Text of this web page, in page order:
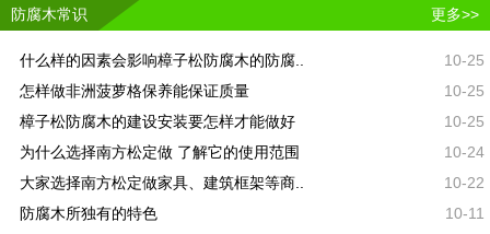
防腐木常识 更多>>
什么样的因素会影响樟子松防腐木的防腐..
10-25
怎样做非洲菠萝格保养能保证质量
10-25
樟子松防腐木的建设安装要怎样才能做好
10-25
为什么选择南方松定做 了解它的使用范围
10-24
大家选择南方松定做家具、建筑框架等商..
10-22
防腐木所独有的特色
10-11